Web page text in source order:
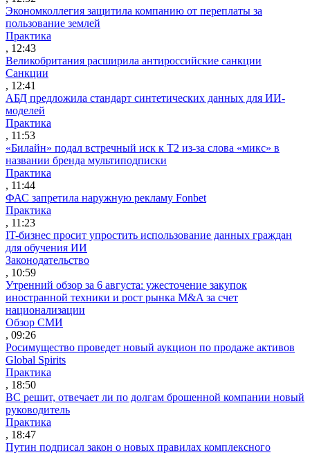
Экономколлегия защитила компанию от переплаты за
пользование землей
Практика
, 12:43
Великобритания расширила антироссийские санкции
Санкции
, 12:41
АБД предложила стандарт синтетических данных для ИИ-
моделей
Практика
, 11:53
«Билайн» подал встречный иск к Т2 из-за слова «микс» в
названии бренда мультиподписки
Практика
, 11:44
ФАС запретила наружную рекламу Fonbet
Практика
, 11:23
IT-бизнес просит упростить использование данных граждан
для обучения ИИ
Законодательство
, 10:59
Утренний обзор за 6 августа: ужесточение закупок
иностранной техники и рост рынка M&A за счет
национализации
Обзор СМИ
, 09:26
Росимущество проведет новый аукцион по продаже активов
Global Spirits
Практика
, 18:50
ВС решит, отвечает ли по долгам брошенной компании новый
руководитель
Практика
, 18:47
Путин подписал закон о новых правилах комплексного